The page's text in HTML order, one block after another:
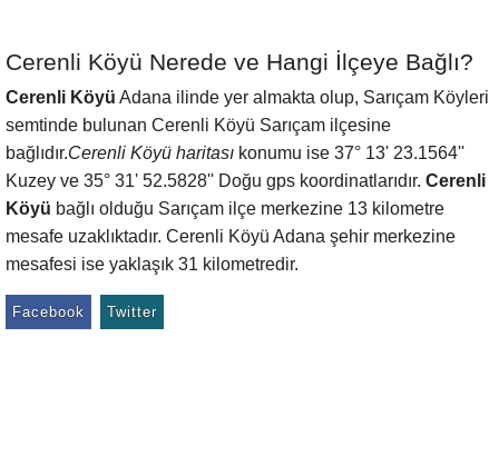
Cerenli Köyü Nerede ve Hangi İlçeye Bağlı?
Cerenli Köyü Adana ilinde yer almakta olup, Sarıçam Köyleri
semtinde bulunan Cerenli Köyü Sarıçam ilçesine
bağlıdır.Cerenli Köyü haritası konumu ise 37° 13' 23.1564''
Kuzey ve 35° 31' 52.5828'' Doğu gps koordinatlarıdır. Cerenli
Köyü bağlı olduğu Sarıçam ilçe merkezine 13 kilometre
mesafe uzaklıktadır. Cerenli Köyü Adana şehir merkezine
mesafesi ise yaklaşık 31 kilometredir.
Facebook Twitter